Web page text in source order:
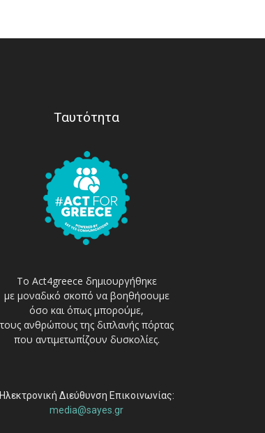
Ταυτότητα
Το Act4greece δημιουργήθηκε
με μοναδικό σκοπό να βοηθήσουμε
όσο και όπως μπορούμε,
τους ανθρώπους της διπλανής πόρτας
που αντιμετωπίζουν δυσκολίες.
Ηλεκτρονική Διεύθυνση Επικοινωνίας:
media@sayes.gr